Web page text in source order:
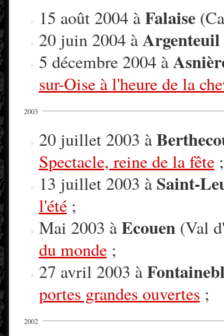
15 août 2004 àFalaise
20 juin 2004 àArgenteuil
5 décembre 2004 à
sur-Oise à l'heure de la
2003
20 juillet 2003 à
Spectacle, reine de la fête;
13 juillet 2003 à Saint-
l'été;
Mai 2003 àEcouen(Val
du monde;
27 avril 2003 à
portes grandes ouvertes ;
2002